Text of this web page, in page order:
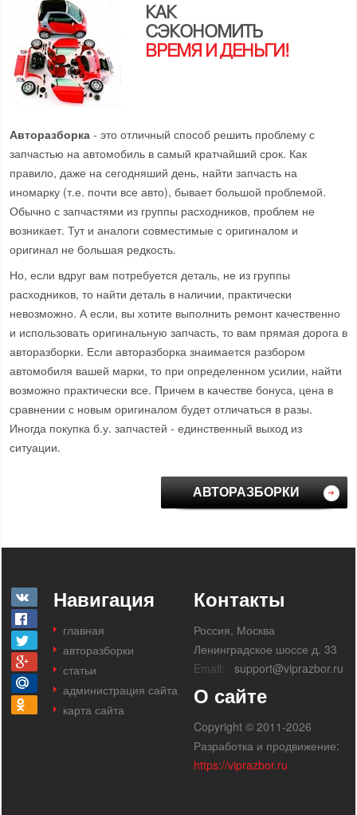
КАК
СЭКОНОМИТЬ
ВРЕМЯ И ДЕНЬГИ!
Авторазборка - это отличный способ решить проблему с
запчастью на автомобиль в самый кратчайший срок. Как
правило, даже на сегодняший день, найти запчасть на
иномарку (т.е. почти все авто), бывает большой проблемой.
Обычно с запчастями из группы расходников, проблем не
возникает. Тут и аналоги совместимые с оригиналом и
оригинал не большая редкость.
Но, если вдруг вам потребуется деталь, не из группы
расходников, то найти деталь в наличии, практически
невозможно. А если, вы хотите выполнить ремонт качественно
и использовать оригинальную запчасть, то вам прямая дорога в
авторазборки. Если авторазборка знаимается разбором
автомобиля вашей марки, то при определенном усилии, найти
возможно практически все. Причем в качестве бонуса, цена в
сравнении с новым оригиналом будет отличаться в разы.
Иногда покупка б.у. запчастей - единственный выход из
ситуации.
АВТОРАЗБОРКИ
Навигация
главная
авторазборки
статьи
администрация сайта
карта сайта
Контакты
Россия, Москва
Ленинградское шоссе д. 33
Email:
support@viprazbor.ru
О сайте
Copyright © 2011-2026
Разработка и продвижение:
https://viprazbor.ru